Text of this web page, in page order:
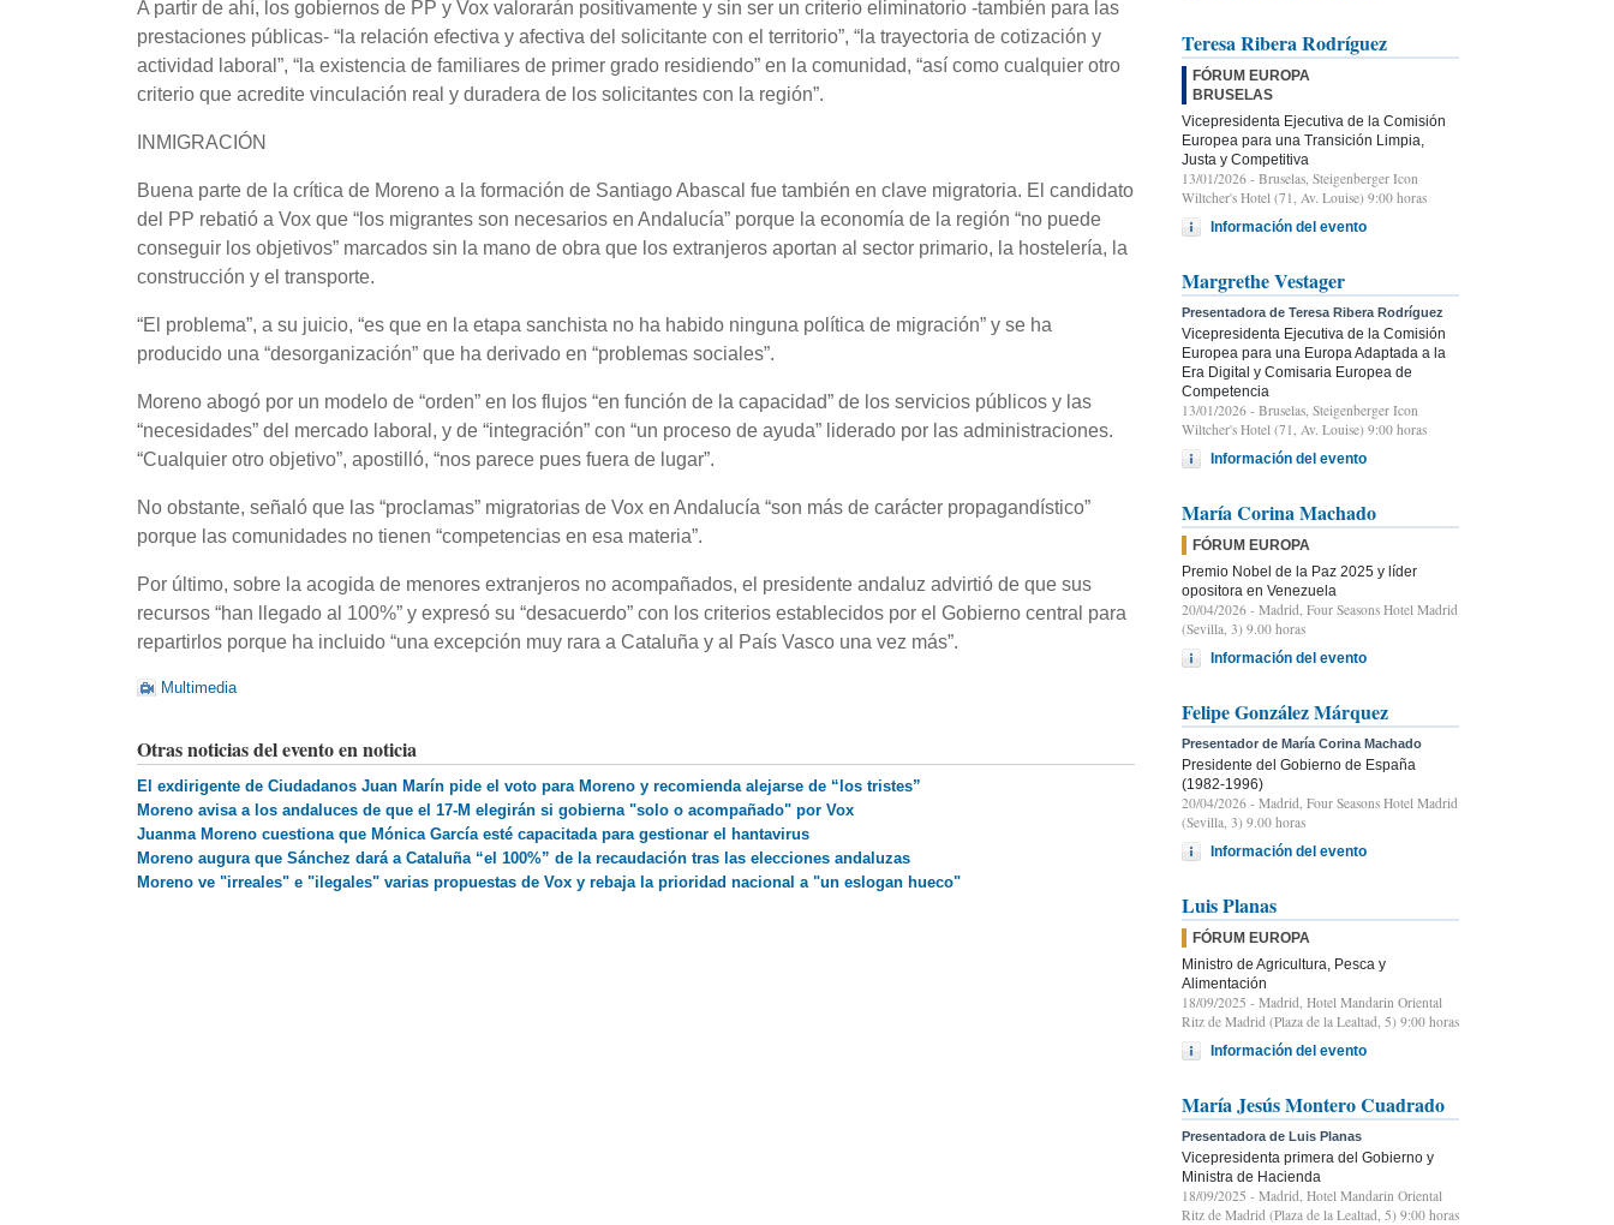
A partir de ahí, los gobiernos de PP y Vox valorarán positivamente y sin ser un criterio eliminatorio -también para las
prestaciones públicas- “la relación efectiva y afectiva del solicitante con el territorio”, “la trayectoria de cotización y
actividad laboral”, “la existencia de familiares de primer grado residiendo” en la comunidad, “así como cualquier otro
criterio que acredite vinculación real y duradera de los solicitantes con la región”.
INMIGRACIÓN
Buena parte de la crítica de Moreno a la formación de Santiago Abascal fue también en clave migratoria. El candidato
del PP rebatió a Vox que “los migrantes son necesarios en Andalucía” porque la economía de la región “no puede
conseguir los objetivos” marcados sin la mano de obra que los extranjeros aportan al sector primario, la hostelería, la
construcción y el transporte.
“El problema”, a su juicio, “es que en la etapa sanchista no ha habido ninguna política de migración” y se ha
producido una “desorganización” que ha derivado en “problemas sociales”.
Moreno abogó por un modelo de “orden” en los flujos “en función de la capacidad” de los servicios públicos y las
“necesidades” del mercado laboral, y de “integración” con “un proceso de ayuda” liderado por las administraciones.
“Cualquier otro objetivo”, apostilló, “nos parece pues fuera de lugar”.
No obstante, señaló que las “proclamas” migratorias de Vox en Andalucía “son más de carácter propagandístico”
porque las comunidades no tienen “competencias en esa materia”.
Por último, sobre la acogida de menores extranjeros no acompañados, el presidente andaluz advirtió de que sus
recursos “han llegado al 100%” y expresó su “desacuerdo” con los criterios establecidos por el Gobierno central para
repartirlos porque ha incluido “una excepción muy rara a Cataluña y al País Vasco una vez más”.
Multimedia
Otras noticias del evento en noticia
El exdirigente de Ciudadanos Juan Marín pide el voto para Moreno y recomienda alejarse de “los tristes”
Moreno avisa a los andaluces de que el 17-M elegirán si gobierna "solo o acompañado" por Vox
Juanma Moreno cuestiona que Mónica García esté capacitada para gestionar el hantavirus
Moreno augura que Sánchez dará a Cataluña “el 100%” de la recaudación tras las elecciones andaluzas
Moreno ve "irreales" e "ilegales" varias propuestas de Vox y rebaja la prioridad nacional a "un eslogan hueco"
Teresa Ribera Rodríguez
FÓRUM EUROPA
BRUSELAS
Vicepresidenta Ejecutiva de la Comisión
Europea para una Transición Limpia,
Justa y Competitiva
13/01/2026 - Bruselas, Steigenberger Icon
Wiltcher's Hotel (71, Av. Louise) 9:00 horas
Información del evento
Margrethe Vestager
Presentadora de Teresa Ribera Rodríguez
Vicepresidenta Ejecutiva de la Comisión
Europea para una Europa Adaptada a la
Era Digital y Comisaria Europea de
Competencia
13/01/2026 - Bruselas, Steigenberger Icon
Wiltcher's Hotel (71, Av. Louise) 9:00 horas
Información del evento
María Corina Machado
FÓRUM EUROPA
Premio Nobel de la Paz 2025 y líder
opositora en Venezuela
20/04/2026 - Madrid, Four Seasons Hotel Madrid
(Sevilla, 3) 9.00 horas
Información del evento
Felipe González Márquez
Presentador de María Corina Machado
Presidente del Gobierno de España
(1982-1996)
20/04/2026 - Madrid, Four Seasons Hotel Madrid
(Sevilla, 3) 9.00 horas
Información del evento
Luis Planas
FÓRUM EUROPA
Ministro de Agricultura, Pesca y
Alimentación
18/09/2025 - Madrid, Hotel Mandarin Oriental
Ritz de Madrid (Plaza de la Lealtad, 5) 9:00 horas
Información del evento
María Jesús Montero Cuadrado
Presentadora de Luis Planas
Vicepresidenta primera del Gobierno y
Ministra de Hacienda
18/09/2025 - Madrid, Hotel Mandarin Oriental
Ritz de Madrid (Plaza de la Lealtad, 5) 9:00 horas